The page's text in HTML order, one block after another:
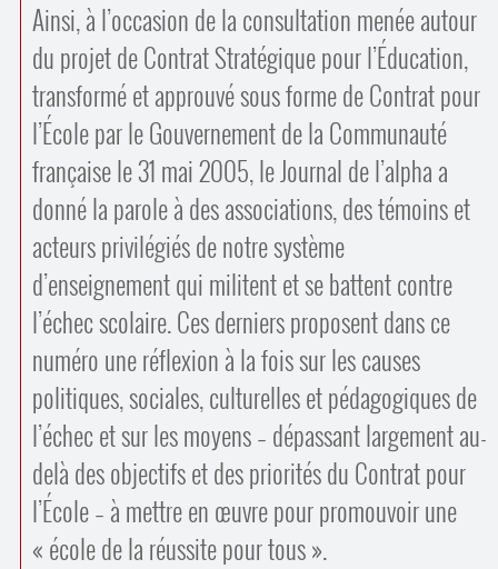
Ainsi, à l’occasion de la consultation menée autour
du projet de Contrat Stratégique pour l’Éducation,
transformé et approuvé sous forme de Contrat pour
l’École par le Gouvernement de la Communauté
française le 31 mai 2005, le Journal de l’alpha a
donné la parole à des associations, des témoins et
acteurs privilégiés de notre système
d’enseignement qui militent et se battent contre
l’échec scolaire. Ces derniers proposent dans ce
numéro une réflexion à la fois sur les causes
politiques, sociales, culturelles et pédagogiques de
l’échec et sur les moyens – dépassant largement au-
delà des objectifs et des priorités du Contrat pour
l’École – à mettre en œuvre pour promouvoir une
« école de la réussite pour tous ».